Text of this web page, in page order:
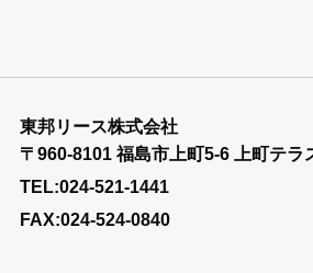
東邦リース株式会社
〒960-8101 福島市上町5-6 上町テラ
TEL:024-521-1441
FAX:024-524-0840